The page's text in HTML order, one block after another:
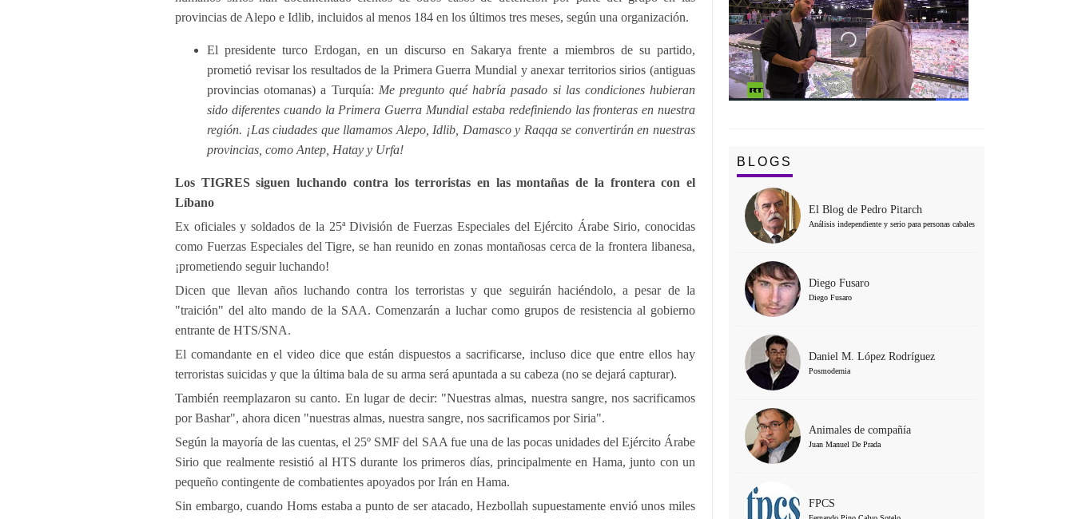
provincias de Alepo e Idlib, incluidos al menos 184 en los últimos tres meses, según una organización.
El presidente turco Erdogan, en un discurso en Sakarya frente a miembros de su partido,
prometió revisar los resultados de la Primera Guerra Mundial y anexar territorios sirios (antiguas
provincias otomanas) a Turquía: Me pregunto qué habría pasado si las condiciones hubieran
sido diferentes cuando la Primera Guerra Mundial estaba redefiniendo las fronteras en nuestra
región. ¡Las ciudades que llamamos Alepo, Idlib, Damasco y Raqqa se convertirán en nuestras
provincias, como Antep, Hatay y Urfa!
Los TIGRES siguen luchando contra los terroristas en las montañas de la frontera con el
Líbano
Ex oficiales y soldados de la 25ª División de Fuerzas Especiales del Ejército Árabe Sirio, conocidas
como Fuerzas Especiales del Tigre, se han reunido en zonas montañosas cerca de la frontera libanesa,
¡prometiendo seguir luchando!
Dicen que llevan años luchando contra los terroristas y que seguirán haciéndolo, a pesar de la
"traición" del alto mando de la SAA. Comenzarán a luchar como grupos de resistencia al gobierno
entrante de HTS/SNA.
El comandante en el video dice que están dispuestos a sacrificarse, incluso dice que entre ellos hay
terroristas suicidas y que la última bala de su arma será apuntada a su cabeza (no se dejará capturar).
También reemplazaron su canto. En lugar de decir: "Nuestras almas, nuestra sangre, nos sacrificamos
por Bashar", ahora dicen "nuestras almas, nuestra sangre, nos sacrificamos por Siria".
Según la mayoría de las cuentas, el 25º SMF del SAA fue una de las pocas unidades del Ejército Árabe
Sirio que realmente resistió al HTS durante los primeros días, principalmente en Hama, junto con un
pequeño contingente de combatientes apoyados por Irán en Hama.
Sin embargo, cuando Homs estaba a punto de ser atacado, Hezbollah supuestamente envió unos miles
BLOGS
El Blog de Pedro Pitarch
Análisis independiente y serio para personas cabales
Diego Fusaro
Diego Fusaro
Daniel M. López Rodríguez
Posmodernia
Animales de compañía
Juan Manuel De Prada
FPCS